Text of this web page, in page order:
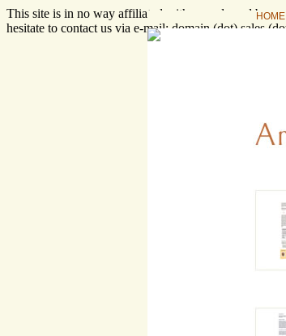
HOME
This site is in no way affiliated with or endorsed by
hesitate to contact us via e-mail: domain (dot) sales